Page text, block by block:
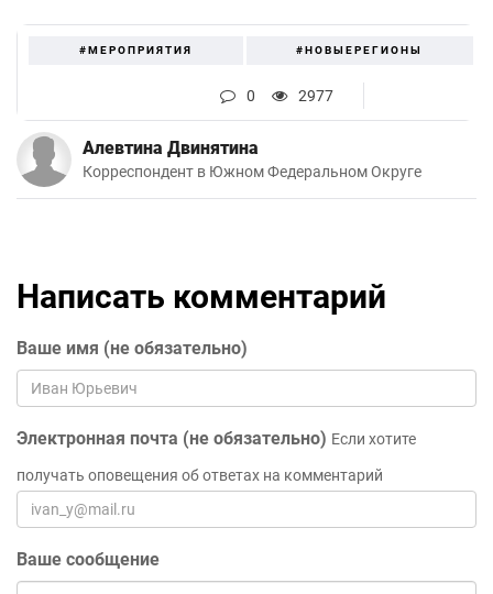
#МЕРОПРИЯТИЯ #НОВЫЕРЕГИОНЫ
0 2977
Алевтина Двинятина
Корреспондент в Южном Федеральном Округе
Написать комментарий
Ваше имя (не обязательно)
Электронная почта (не обязательно) Если хотите
получать оповещения об ответах на комментарий
Ваше сообщение